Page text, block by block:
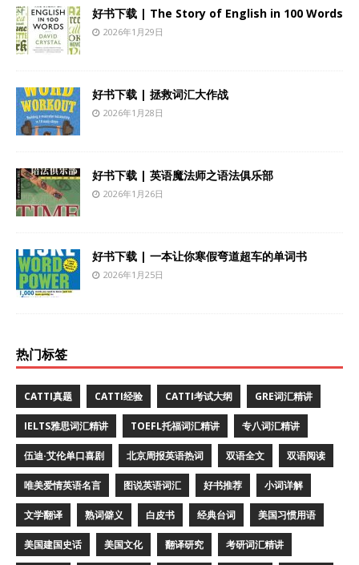
好书下载 | The Story of English in 100 Words
2026年1月29日
好书下载 | 拯救词汇大作战
2026年1月28日
好书下载 | 英语魔法师之语法俱乐部
2026年1月26日
好书下载 | 一本让你寒假弯道超车的单词书
2026年1月25日
热门标签
CATTI真题 CATTI经验 CATTI考试大纲 GRE词汇精讲
IELTS雅思词汇精讲 TOEFL托福词汇精讲 专八词汇精讲
伍迪·艾伦单口喜剧 北京周报英语热词 双语全文 双语阅读
唯美爱情英语名言 图说英语词汇 好书推荐 小词详解
文学翻译 熟词僻义 白皮书 经典台词 美国习惯用语
美国建国史话 美国文化 翻译研究 考研词汇精讲